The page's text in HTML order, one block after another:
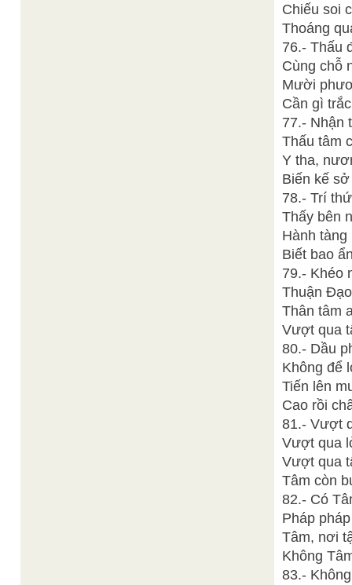
Chiếu soi
Thoáng
76.- Thấu
Cùng chỗ
Mười
Cần gì
77.- Nhận
Thấu tâm
Y tha,
Biến kế
78.- Trí
Thấy bên
Hành
Biết bao
79.- Khéo
Thuận
Thân tâm
Vượt qua
80.- Dầu
Không để
Tiến lên
Cao rồi
81.- Vượt
Vượt qua
Vượt qua
Tâm còn
82.- Có
Pháp
Tâm, nơi
Không
83.-